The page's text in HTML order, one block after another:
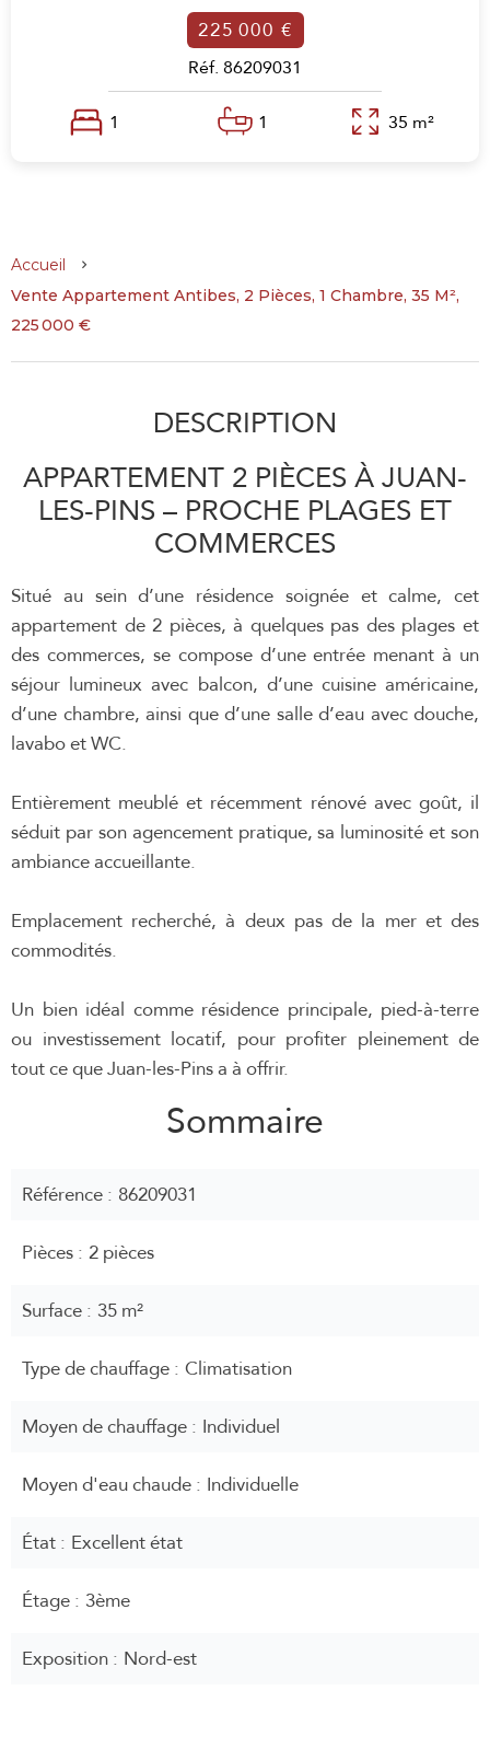
225 000 €
1 1 35 m²
Réf. 86209031
Accueil
Vente Appartement Antibes, 2 Pièces, 1 Chambre, 35 M²,
225 000 €
DESCRIPTION
APPARTEMENT 2 PIÈCES À JUAN-
LES-PINS – PROCHE PLAGES ET
COMMERCES
Situé au sein d’une résidence soignée et calme, cet
appartement de 2 pièces, à quelques pas des plages et
des commerces, se compose d’une entrée menant à un
séjour lumineux avec balcon, d’une cuisine américaine,
d’une chambre, ainsi que d’une salle d’eau avec douche,
lavabo et WC.
Entièrement meublé et récemment rénové avec goût, il
séduit par son agencement pratique, sa luminosité et son
ambiance accueillante.
Emplacement recherché, à deux pas de la mer et des
commodités.
Un bien idéal comme résidence principale, pied-à-terre
ou investissement locatif, pour profiter pleinement de
tout ce que Juan-les-Pins a à offrir.
Sommaire
Référence 86209031
Pièces 2 pièces
Surface 35 m²
Type de chauffage Climatisation
Moyen de chauffage Individuel
Moyen d'eau chaude Individuelle
État Excellent état
Étage 3ème
Exposition Nord-est